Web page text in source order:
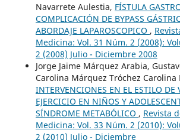
Navarrete Aulestia, FÍSTULA
COMPLICACIÓN DE BYPASS
ABORDAJE LAPAROSCOPICO ,
Medicina: Vol. 31 Núm. 2 (2008):
2 (2008) Julio - Diciembre 2008
Jorge Jaime Márquez Arabia,
Carolina Márquez Tróchez Carolina
INTERVENCIONES EN EL ESTILO DE
EJERCICIO EN NIÑOS Y
SÍNDROME METABÓLICO , Revista
Medicina: Vol. 33 Núm. 2 (2010):
2 (2010) Julio - Diciembre